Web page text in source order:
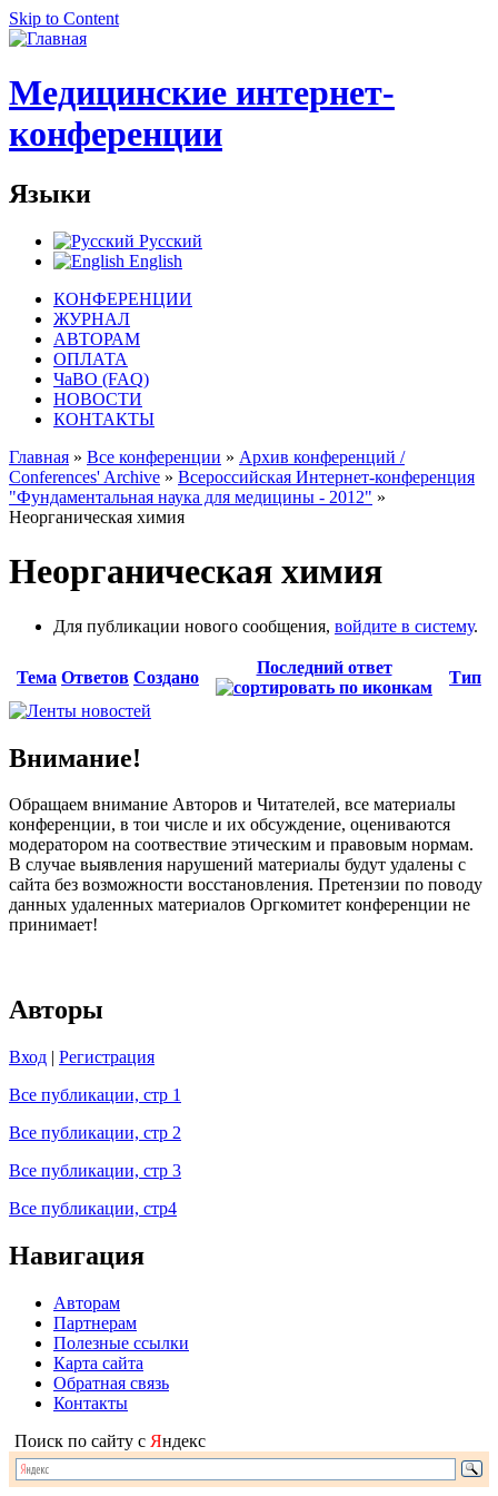
Skip to Content
Медицинские интернет-
конференции
Языки
Русский
English
КОНФЕРЕНЦИИ
ЖУРНАЛ
АВТОРАМ
ОПЛАТА
ЧаВО (FAQ)
НОВОСТИ
КОНТАКТЫ
Главная » Все конференции » Архив конференций /
Conferences' Archive » Всероссийская Интернет-конференция
"Фундаментальная наука для медицины - 2012" »
Неорганическая химия
Неорганическая химия
Для публикации нового сообщения, войдите в систему.
Тема Ответов Создано
Последний ответ
Тип
Внимание!
Обращаем внимание Авторов и Читателей, все материалы
конференции, в тои числе и их обсуждение, оцениваются
модератором на соотвествие этическим и правовым нормам.
В случае выявления нарушений материалы будут удалены с
сайта без возможности восстановления. Претензии по поводу
данных удаленных материалов Оргкомитет конференции не
принимает!
Авторы
Вход | Регистрация
Все публикации, стр 1
Все публикации, стр 2
Все публикации, стр 3
Все публикации, стр4
Навигация
Авторам
Партнерам
Полезные ссылки
Карта сайта
Обратная связь
Контакты
Поиск по сайту с Яндекс